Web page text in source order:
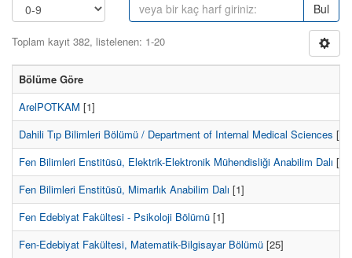
Bul
Toplam kayıt 382, listelenen: 1-20
Bölüme Göre
ArelPOTKAM [1]
Dahili Tıp Bilimleri Bölümü / Department of Internal Medical Sciences [1]
Fen Bilimleri Enstitüsü, Elektrik-Elektronik Mühendisliği Anabilim Dalı [5]
Fen Bilimleri Enstitüsü, Mimarlık Anabilim Dalı [1]
Fen Edebiyat Fakültesi - Psikoloji Bölümü [1]
Fen-Edebiyat Fakültesi, Matematik-Bilgisayar Bölümü [25]